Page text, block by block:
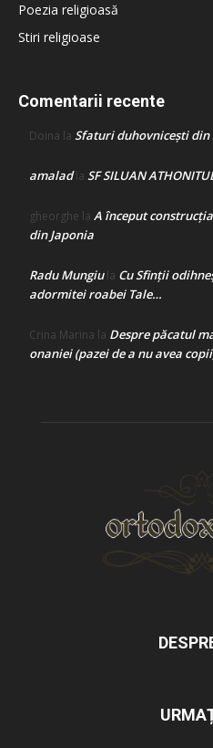
Poezia religioasă
Stiri religioase
Comentarii recente
Doina la Sfaturi duhovnicești din
amaladla SF SILUAN
gheorghe la A început
din Japonia
Radu Mungiula Cu Sfinții
adormitei roabei Tale…
Crina Marina la Despre păcatul
onaniei (pazei de a nu avea